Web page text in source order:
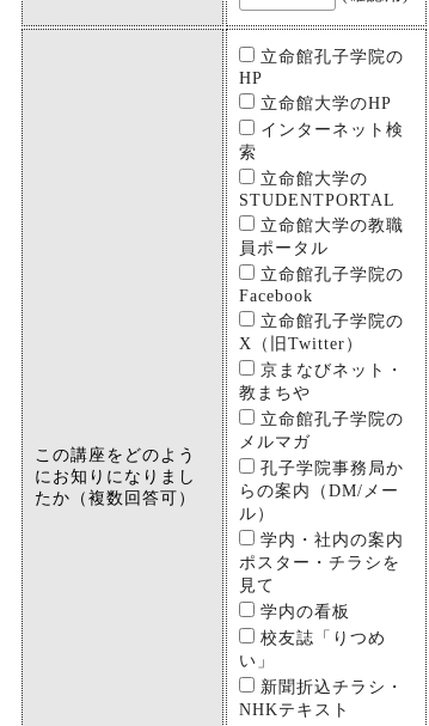
この講座をどのよう
にお知りになりまし
たか（複数回答可）
立命館孔子学院の
HP
立命館大学のHP
インターネット検
索
立命館大学の
STUDENTPORTAL
立命館大学の教職
員ポータル
立命館孔子学院の
Facebook
立命館孔子学院の
X（旧Twitter）
京まなびネット・
教まちや
立命館孔子学院の
メルマガ
孔子学院事務局か
らの案内（DM/メー
ル）
学内・社内の案内
ポスター・チラシを
見て
学内の看板
校友誌「りつめ
い」
新聞折込チラシ・
NHKテキスト